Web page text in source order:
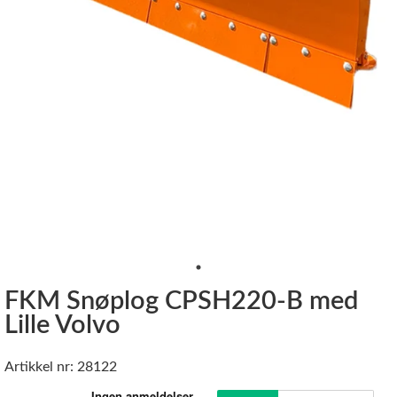
FKM Snøplog CPSH220-B med
Lille Volvo
Artikkel nr: 28122